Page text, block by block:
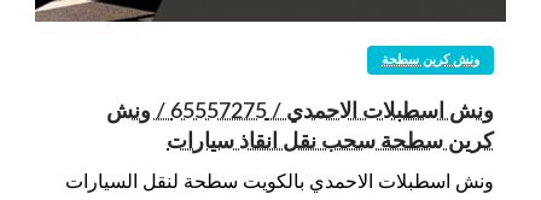
ونش كرين سطحة
ونش اسطبلات الاحمدي / 65557275 / ونش
كرين سطحة سحب نقل انقاذ سيارات
ونش اسطبلات الاحمدي بالكويت سطحة لنقل السيارات